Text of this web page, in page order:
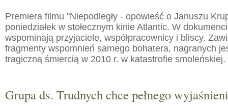
Premiera filmu "Niepodległy - opowieść o Januszu
poniedziałek w stołecznym kinie Atlantic. W
wspominają przyjaciele, współpracownicy i bliscy.
fragmenty wspomnień samego bohatera, nagranych
tragiczną śmiercią w 2010 r. w katastrofie smoleńskiej.
Grupa ds. Trudnych chce pełnego